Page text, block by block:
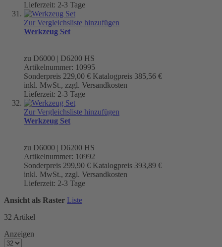
Lieferzeit: 2-3 Tage
Zur Vergleichsliste hinzufügen
Werkzeug Set
zu D6000 | D6200 HS
Artikelnummer: 10995
Sonderpreis 229,00 € Katalogpreis 385,56 €
inkl. MwSt., zzgl. Versandkosten
Lieferzeit: 2-3 Tage
Zur Vergleichsliste hinzufügen
Werkzeug Set
zu D6000 | D6200 HS
Artikelnummer: 10992
Sonderpreis 299,90 € Katalogpreis 393,89 €
inkl. MwSt., zzgl. Versandkosten
Lieferzeit: 2-3 Tage
Ansicht als Raster Liste
32 Artikel
Anzeigen